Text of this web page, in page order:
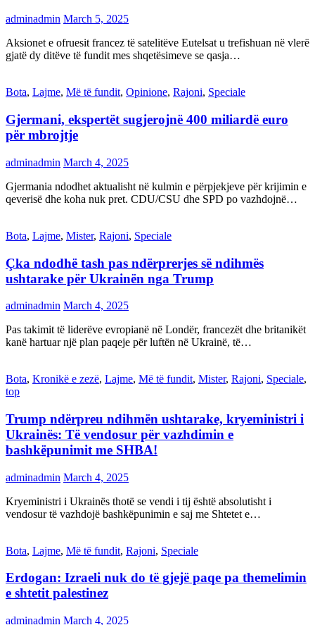
adminadmin March 5, 2025
Aksionet e ofruesit francez të satelitëve Eutelsat u trefishuan në vlerë
gjatë dy ditëve të fundit mes shqetësimeve se qasja…
Bota, Lajme, Më të fundit, Opinione, Rajoni, Speciale
Gjermani, ekspertët sugjerojnë 400 miliardë euro
për mbrojtje
adminadmin March 4, 2025
Gjermania ndodhet aktualisht në kulmin e përpjekjeve për krijimin e
qeverisë dhe koha nuk pret. CDU/CSU dhe SPD po vazhdojnë…
Bota, Lajme, Mister, Rajoni, Speciale
Çka ndodhë tash pas ndërprerjes së ndihmës
ushtarake për Ukrainën nga Trump
adminadmin March 4, 2025
Pas takimit të liderëve evropianë në Londër, francezët dhe britanikët
kanë hartuar një plan paqeje për luftën në Ukrainë, të…
Bota, Kronikë e zezë, Lajme, Më të fundit, Mister, Rajoni, Speciale,
top
Trump ndërpreu ndihmën ushtarake, kryeministri i
Ukrainës: Të vendosur për vazhdimin e
bashkëpunimit me SHBA!
adminadmin March 4, 2025
Kryeministri i Ukrainës thotë se vendi i tij është absolutisht i
vendosur të vazhdojë bashkëpunimin e saj me Shtetet e…
Bota, Lajme, Më të fundit, Rajoni, Speciale
Erdogan: Izraeli nuk do të gjejë paqe pa themelimin
e shtetit palestinez
adminadmin March 4, 2025